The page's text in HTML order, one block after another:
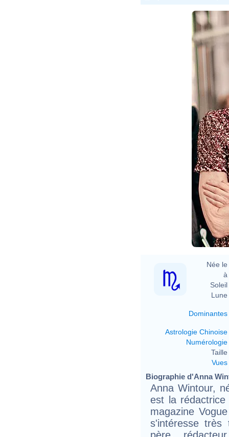
Née le
à
Soleil
Lune
Dominantes
Astrologie Chinoise
Numérologie
Taille
Vues
Biographie d'Anna
Anna Wintour,
est la
magazine
s'intéresse